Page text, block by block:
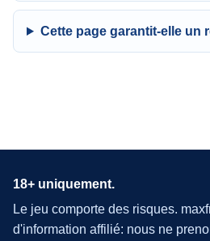
Cette page garantit-elle un
18+ uniquement.
Le jeu comporte des risques.
d'information affilié: nous ne